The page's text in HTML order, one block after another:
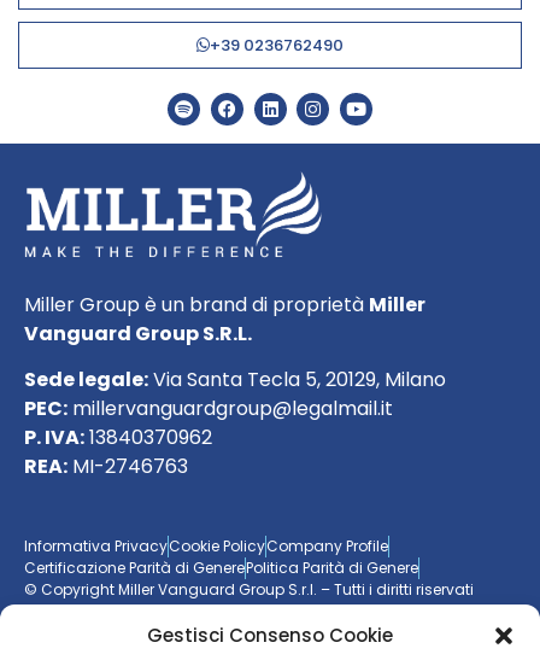
Gestisci Consenso Cookie
+39 0236762490
Miller Group è un brand di proprietà Miller
Vanguard Group S.R.L.
Sede legale:Via Santa Tecla 5, 20129, Milano
PEC: millervanguardgroup@legalmail.it
P. IVA:13840370962
REA: MI-2746763
Informativa PrivacyCookie PolicyCompany Profile
Certificazione Parità di GenerePolitica Parità di Genere
© Copyright Miller Vanguard Group S.r.l. – Tutti i diritti riservati